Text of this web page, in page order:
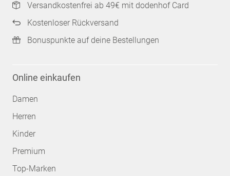
Versandkostenfrei ab 49€ mit dodenhof Card
Kostenloser Rückversand
Bonuspunkte auf deine Bestellungen
Online einkaufen
Damen
Herren
Kinder
Premium
Top-Marken